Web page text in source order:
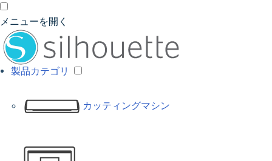
メニューを開く
製品カテゴリ
カッティングマシン